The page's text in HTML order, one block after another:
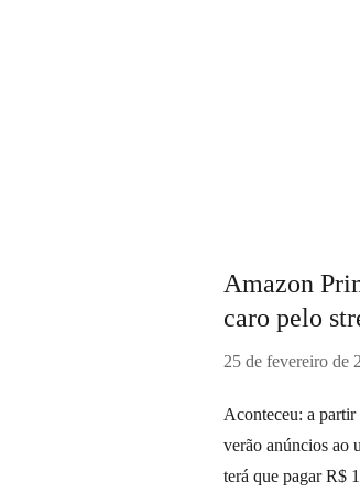
Amazon
caro pelo
25 de fevereiro de
Aconteceu: a
verão anúncios ao
terá que pagar R$